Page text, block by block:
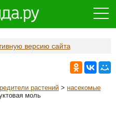
версию сайта
растений > насекомые
моль